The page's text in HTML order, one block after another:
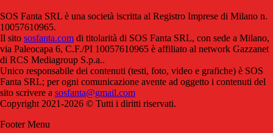
SOS Fanta SRL è una società iscritta al Registro Imprese di Milano n.
10057610965.
Il sito sosfanta.com di titolarità di SOS Fanta SRL, con sede a Milano,
via Paleocapa 6, C.F./PI 10057610965 è affiliato al network Gazzanet
di RCS Mediagroup S.p.a..
Unico responsabile dei contenuti (testi, foto, video e grafiche) è SOS
Fanta SRL; per ogni comunicazione avente ad oggetto i contenuti del
sito scrivere a sosfanta@gmail.com
Copyright 2021-2026 © Tutti i diritti riservati.
Footer Menu